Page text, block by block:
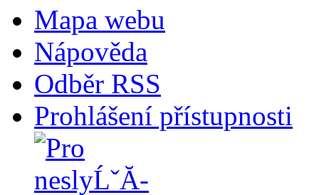
Mapa webu
Nápověda
Odběr RSS
Prohlášení přístupnosti